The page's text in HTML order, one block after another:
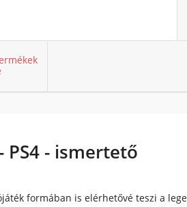
PS4 - ismertető
formában is elérhetővé teszi a